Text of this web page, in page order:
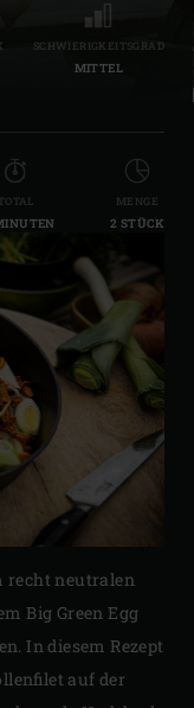
SCHWIERIGKEITSGRAD
MITTEL
TOTAL MENGE
2 STÜCK
recht neutralen
Big Green Egg
In diesem Rezept
auf der